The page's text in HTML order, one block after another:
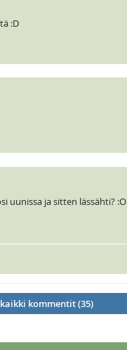
:D
uunissa ja sitten lässähti? :O
kommentit (35)